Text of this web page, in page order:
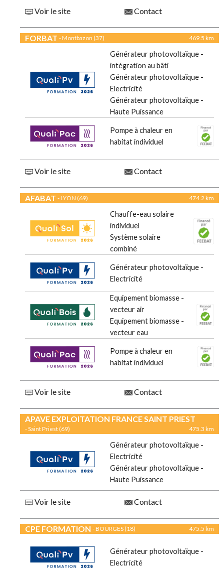
Voir le site Contact
FORBAT - Montbazon (37) 469.5 km
Générateur photovoltaïque -
intégration au bâti
Générateur photovoltaïque -
Electricité
Générateur photovoltaïque -
Haute Puissance
Pompe à chaleur en
habitat individuel
Voir le site Contact
AFABAT - LYON (69) 474.2 km
Chauffe-eau solaire
individuel
Système solaire
combiné
Générateur photovoltaïque -
Electricité
Equipement biomasse -
vecteur air
Equipement biomasse -
vecteur eau
Pompe à chaleur en
habitat individuel
Voir le site Contact
APAVE EXPLOITATION FRANCE SAINT PRIEST
- Saint Priest (69) 475.3 km
Générateur photovoltaïque -
Electricité
Générateur photovoltaïque -
Haute Puissance
Voir le site Contact
CPE FORMATION - BOURGES (18) 475.5 km
Générateur photovoltaïque -
Electricité